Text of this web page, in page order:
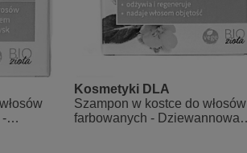
-
Kosmetyki DLA
Szampon w kostce do włosów
farbowanych - Dziewannowa